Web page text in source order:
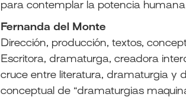
para contemplar la potencia
Fernanda del Monte
Dirección, producción, textos,
Escritora, dramaturga, creadora
cruce entre literatura, dramaturgia y
conceptual de “dramaturgias